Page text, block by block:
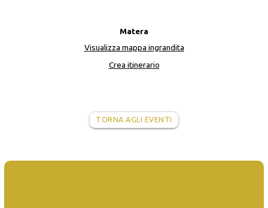
Matera
Visualizza mappa ingrandita
Crea itinerario
TORNA AGLI EVENTI